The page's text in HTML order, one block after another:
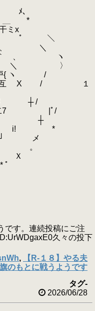
、
＿ *
x
ﾟ ＼
ﾒ、 ＼
｀ 、 ヽ
メ ＼ 〉
{ ヽ /
厂{!互 X / １
￣ ┼ /
二7 |ﾟ/
⌒{ ┼
x/ i! *
メ
。
です。連続投稿にご注
久々の投下
,
【R-１８】やる夫
のもとに戦うようです
タグ-
2026/06/28